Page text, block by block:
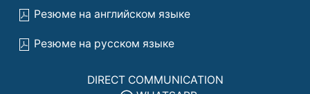
Резюме на английском языке
Резюме на русском языке
DIRECT COMMUNICATION